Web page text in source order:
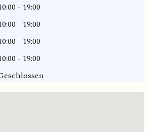
- 19:00
- 19:00
- 19:00
- 19:00